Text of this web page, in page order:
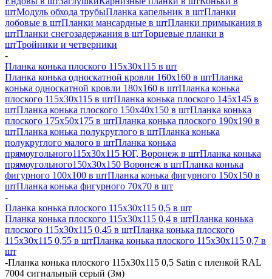
штМодуль обхода трубыПланка капельник в штПланки
лобовые в штПланки мансардные в штПланки примыкания в
штПланки снегозадержания в штТорцевые планки в
штТройники и четверники
-
Планка конька плоского 115х30х115 в шт
Планка конька односкатной кровли 160х160 в штПланка
конька односкатной кровли 180х160 в штПланка конька
плоского 115х30х115 в штПланка конька плоского 145х145 в
штПланка конька плоского 150х40х150 в штПланка конька
плоского 175х50х175 в штПланка конька плоского 190х190 в
штПланка конька полукруглого в штПланка конька
полукруглого малого в штПланка конька
прямоугольного115х30х115 ЮГ, Воронеж в штПланка конька
прямоугольного150х30х150 Воронеж в штПланка конька
фигурного 100x100 в штПланка конька фигурного 150x150 в
штПланка конька фигурного 70x70 в шт
-
Планка конька плоского 115х30х115 0,5 в шт
Планка конька плоского 115х30х115 0,4 в штПланка конька
плоского 115х30х115 0,45 в штПланка конька плоского
115х30х115 0,55 в штПланка конька плоского 115х30х115 0,7 в
шт
-Планка конька плоского 115х30х115 0,5 Satin с пленкой RAL
7004 сигнальный серый (3м)